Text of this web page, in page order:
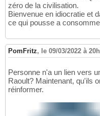
zéro de la civilisation.
Bienvenue en idiocratie et
ce qui pousse a
PomFritz, le 09/03/2022 à
Personne n'a un lien vers
Raoult? Maintenant, qu'ils
réinformer.